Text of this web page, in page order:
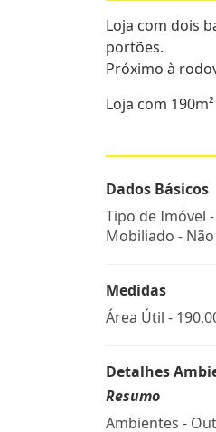
Loja com dois
portões.
Próximo à
Loja com
Dados Básicos
Tipo de Imóvel
Mobiliado - Não
Medidas
Área Útil -
Detalhes
Resumo
Ambientes -